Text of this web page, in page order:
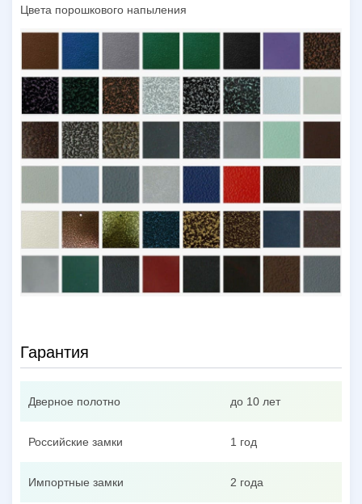
Цвета порошкового напыления
Гарантия
Дверное полотно до 10 лет
Российские замки 1 год
Импортные замки 2 года